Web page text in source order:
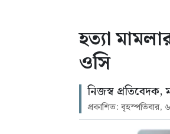
হত্যা
ওসি
নিজস্ব প্রতিবেদক,
প্রকাশিত: